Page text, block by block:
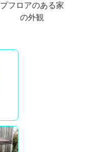
プフロアのある家
の外観